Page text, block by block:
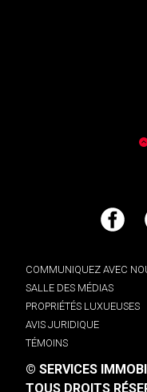
Facebook
COMMUNIQUEZ AVEC
SALLE DES MÉDIAS
PROPRIÉTÉS LUXUEUSES
AVIS JURIDIQUE
TÉMOINS
© SERVICES
TOUS DROITS